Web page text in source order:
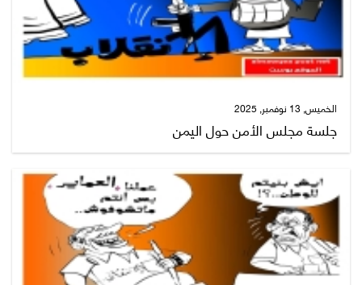
الخميس, 13 نوفمبر, 2025
جلسة مجلس الأمن حول اليمن